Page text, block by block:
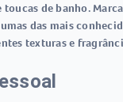
toucas de banho.
das mais
texturas e